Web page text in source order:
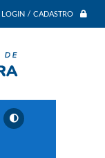
LOGIN / CADASTRO